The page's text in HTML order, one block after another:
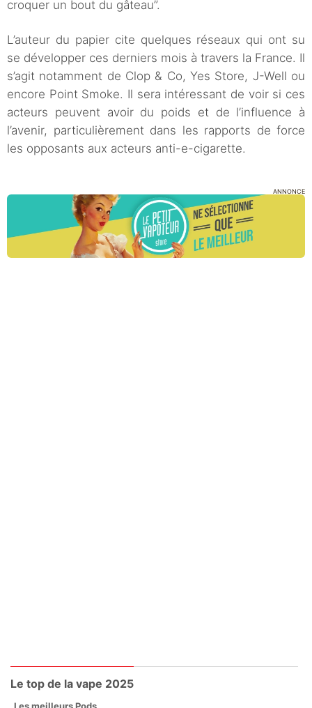
croquer un bout du gâteau”.
L’auteur du papier cite quelques réseaux qui ont su
se développer ces derniers mois à travers la France. Il
s’agit notamment de Clop & Co, Yes Store, J-Well ou
encore Point Smoke. Il sera intéressant de voir si ces
acteurs peuvent avoir du poids et de l’influence à
l’avenir, particulièrement dans les rapports de force
les opposants aux acteurs anti-e-cigarette.
ANNONCE
Le top de la vape 2025